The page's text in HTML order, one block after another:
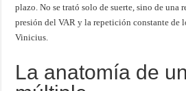
plazo. No se trató solo de suerte, sino de una
presión del VAR y la repetición constante de
Vinicius.
La anatomía de